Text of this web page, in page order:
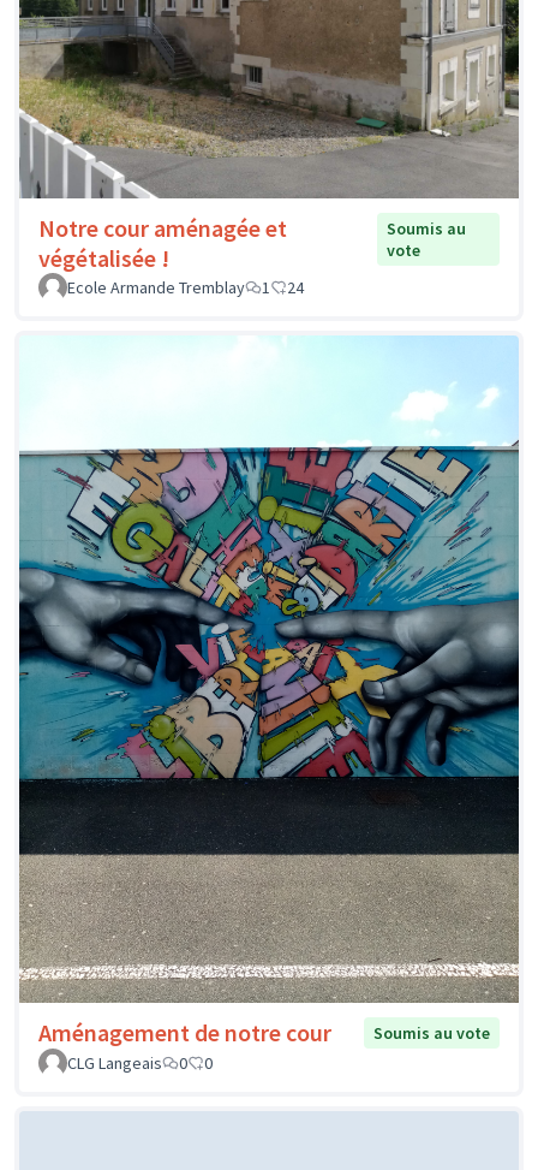
Notre cour aménagée et
végétalisée !
Soumis au
vote
Ecole Armande Tremblay
1 24
Aménagement de notre cour
Soumis au vote
CLG Langeais
0 0